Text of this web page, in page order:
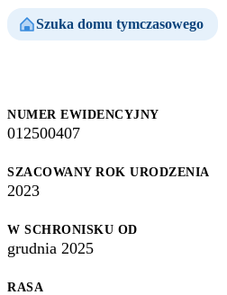
Szuka domu tymczasowego
NUMER EWIDENCYJNY
012500407
SZACOWANY ROK URODZENIA
2023
W SCHRONISKU OD
grudnia 2025
RASA